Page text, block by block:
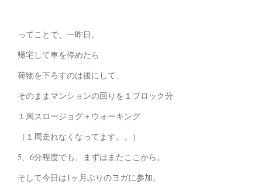
ってことで、一昨日。
帰宅して車を停めたら
荷物を下ろすのは後にして、
そのままマンションの回りを１ブロック分
１周スロージョグ＋ウォーキング
（１周走れなくなってます。。）
5、6分程度でも、まずはまたここから。
そして今日は1ヶ月ぶりのヨガに参加。